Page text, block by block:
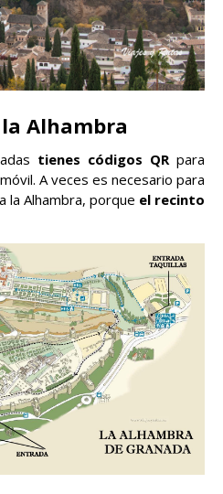
Alhambra
tienes códigos QR para
A veces es necesario para
la Alhambra, porque el recinto